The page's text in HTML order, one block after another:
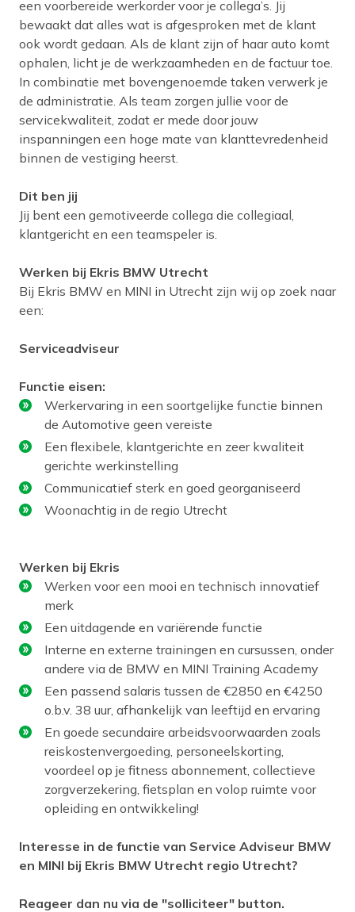
een voorbereide werkorder voor je collega’s. Jij
bewaakt dat alles wat is afgesproken met de klant
ook wordt gedaan. Als de klant zijn of haar auto komt
ophalen, licht je de werkzaamheden en de factuur toe.
In combinatie met bovengenoemde taken verwerk je
de administratie. Als team zorgen jullie voor de
servicekwaliteit, zodat er mede door jouw
inspanningen een hoge mate van klanttevredenheid
binnen de vestiging heerst.
Dit ben jij
Jij bent een gemotiveerde collega die collegiaal,
klantgericht en een teamspeler is.
Werken bij Ekris BMW Utrecht
Bij Ekris BMW en MINI in Utrecht zijn wij op zoek naar
een:
Serviceadviseur
Functie eisen:
Werkervaring in een soortgelijke functie binnen
de Automotive geen vereiste
Een flexibele, klantgerichte en zeer kwaliteit
gerichte werkinstelling
Communicatief sterk en goed georganiseerd
Woonachtig in de regio Utrecht
Werken bij Ekris
Werken voor een mooi en technisch innovatief
merk
Een uitdagende en variërende functie
Interne en externe trainingen en cursussen, onder
andere via de BMW en MINI Training Academy
Een passend salaris tussen de €2850 en €4250
o.b.v. 38 uur, afhankelijk van leeftijd en ervaring
En goede secundaire arbeidsvoorwaarden zoals
reiskostenvergoeding, personeelskorting,
voordeel op je fitness abonnement, collectieve
zorgverzekering, fietsplan en volop ruimte voor
opleiding en ontwikkeling!
Interesse in de functie van Service Adviseur BMW
en MINI bij Ekris BMW Utrecht regio Utrecht?
Reageer dan nu via de "solliciteer" button.